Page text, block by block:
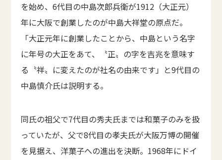
を始め、6代目の中島次郎兵衛が1912（大正元）
年に大阪で創業したのが中島大祥堂の原点だ。
「大正元年に創業したことから、中島という名字
に年号の大正をあて、〝正〟の字を吉兆を意味す
る〝祥〟に変えたのが社名の由来です」と9代目の
中島慎介氏は説明する。
同氏の祖父で7代目の秀夫氏までは和菓子のみを扱
っていたが、父で8代目の孝夫氏が大阪万博の開催
を見据え、洋菓子への進出を決断。1968年にドイ